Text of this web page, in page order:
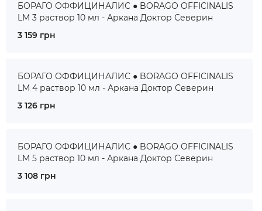
БОРАГО ОФФИЦИНАЛИС ● BORAGO OFFICINALIS
LM 3 раствор 10 мл - Аркана Доктор Северин
3 159 грн
БОРАГО ОФФИЦИНАЛИС ● BORAGO OFFICINALIS
LM 4 раствор 10 мл - Аркана Доктор Северин
3 126 грн
БОРАГО ОФФИЦИНАЛИС ● BORAGO OFFICINALIS
LM 5 раствор 10 мл - Аркана Доктор Северин
3 108 грн